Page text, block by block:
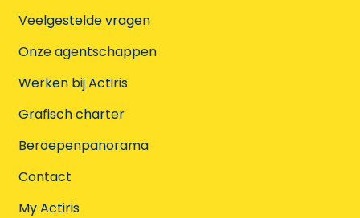
Veelgestelde vragen
Onze agentschappen
Werken bij Actiris
Grafisch charter
Beroepenpanorama
Contact
My Actiris